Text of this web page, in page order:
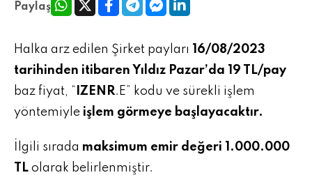
Paylaş
Halka arz edilen Şirket payları 16/08/2023
tarihinden itibaren Yıldız Pazar’da 19 TL/pay
baz fiyat, “ IZENR.E” kodu ve sürekli işlem
yöntemiyle işlem görmeye başlayacaktır.
İlgili sırada maksimum emir değeri 1.000.000
TL olarak belirlenmiştir.